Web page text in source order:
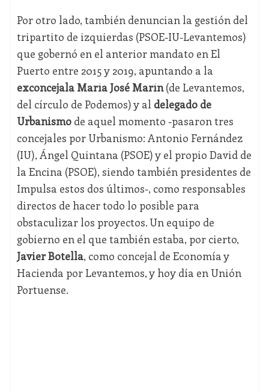
Por otro lado, también denuncian la gestión del
tripartito de izquierdas (PSOE-IU-Levantemos)
que gobernó en el anterior mandato en El
Puerto entre 2015 y 2019, apuntando a la
exconcejala María José Marín(de Levantemos,
del círculo de Podemos) y al delegado de
Urbanismode aquel momento -pasaron tres
concejales por Urbanismo: Antonio Fernández
(IU), Ángel Quintana (PSOE) y el propio David de
la Encina (PSOE), siendo también presidentes de
Impulsa estos dos últimos-, como responsables
directos de hacer todo lo posible para
obstaculizar los proyectos. Un equipo de
gobierno en el que también estaba, por cierto,
Javier Botella, como concejal de Economía y
Hacienda por Levantemos, y hoy día en Unión
Portuense.